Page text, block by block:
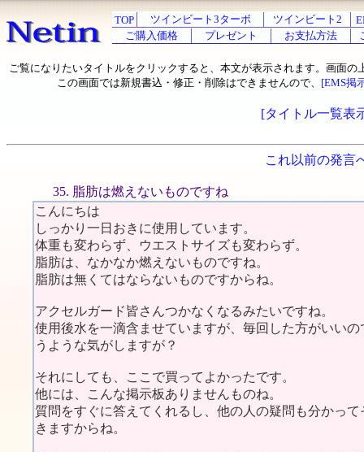
TOP ツインビート3ターボ ツインビート2
ご購入価格
プレゼント お支払方法
ご覧になりたいタイトルをクリックすると、本文が表示されます。画面の
この画面では新規書込・修正・削除はできませんので、 [EMS掲
[タイトル一覧表
これ以前の発言
35. 脂肪は燃えないものですね
こんにちは
しっかり一日おきに使用しています。
体重も変わらず、ウエストサイズも変わらず。
脂肪は、なかなか燃えないものですね。
脂肪は無くてはならないものですからね。
アクセルガード皆さんつかなくなるみたいですね。
使用後水を一滴含ませていますが、毎回した方がいい
うような気がしますが？
それにしても、ここで買ってよかったです。
他には、こんな掲示板ありませんものね。
質問をすぐに答えてくれるし、他の人の疑問も分かっ
きますからね。